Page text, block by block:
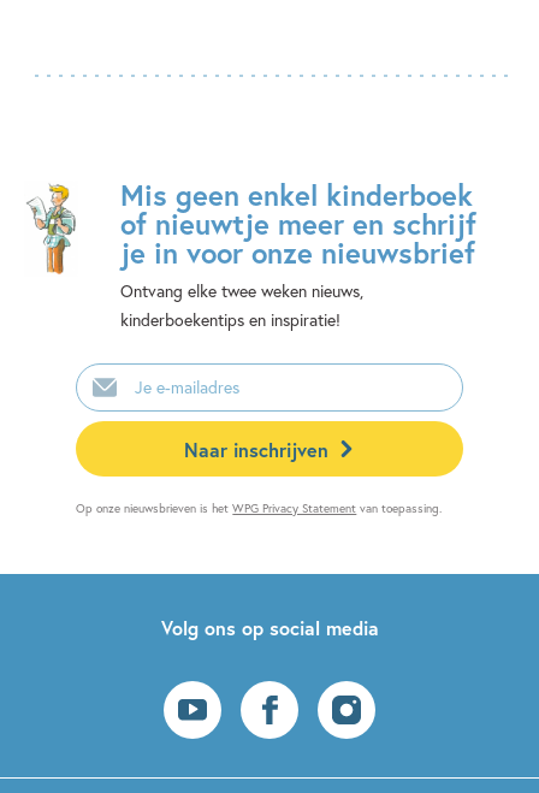
Mis geen enkel kinderboek
of nieuwtje meer en schrijf
je in voor onze nieuwsbrief
Ontvang elke twee weken nieuws,
kinderboekentips en inspiratie!
E-
mailadres
Naar inschrijven
Op onze nieuwsbrieven is hetWPG Privacy Statement van toepassing.
Volg ons op social media